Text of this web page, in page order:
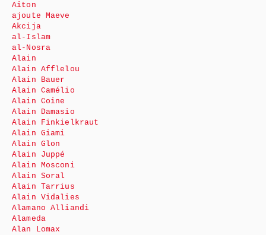
Aiton
ajoute Maeve
Akcija
al-Islam
al-Nosra
Alain
Alain Afflelou
Alain Bauer
Alain Camélio
Alain Coine
Alain Damasio
Alain Finkielkraut
Alain Giami
Alain Glon
Alain Juppé
Alain Mosconi
Alain Soral
Alain Tarrius
Alain Vidalies
Alamano Alliandi
Alameda
Alan Lomax